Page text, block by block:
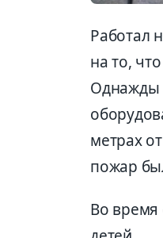
Работал
на то,
Однажды
метрах
пожар
Во время